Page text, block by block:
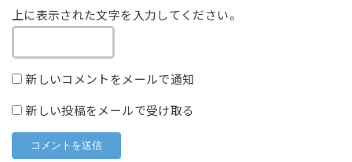
上に表示された文字を入力してください。
新しいコメントをメールで通知
新しい投稿をメールで受け取る